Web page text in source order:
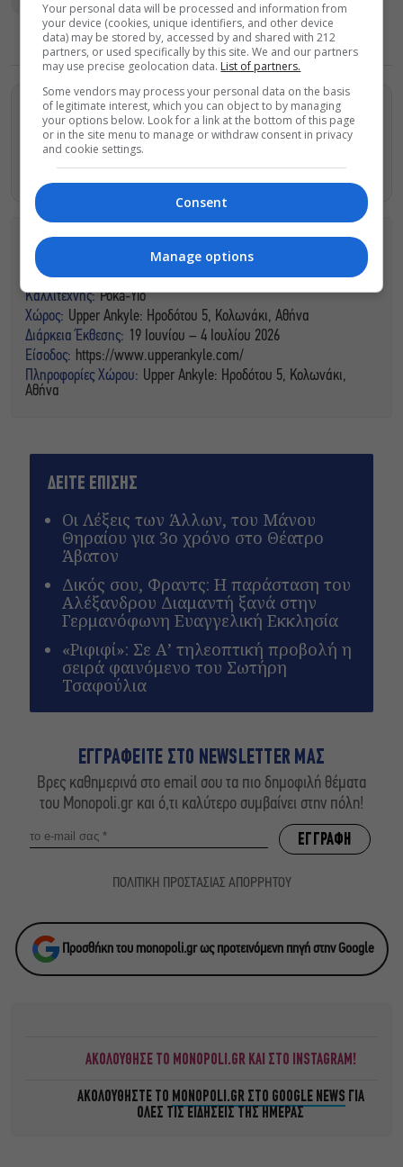
ζωγραφική
Βρείτε περισσότερα άρθρα μας στα αποτελέσματα
αναζητησης
Προσθήκη του monopoli.gr στην Google
Καλλιτέχνης: Poka-Yio
Χώρος: Upper Ankyle: Ηροδότου 5, Κολωνάκι, Αθήνα
Διάρκεια Έκθεσης: 19 Ιουνίου – 4 Ιουλίου 2026
Είσοδος: https://www.upperankyle.com/
Πληροφορίες Χώρου: Upper Ankyle: Ηροδότου 5, Κολωνάκι,
Αθήνα
ΔΕΙΤΕ ΕΠΙΣΗΣ
Οι Λέξεις των Άλλων, του Μάνου
Θηραίου για 3ο χρόνο στο Θέατρο
Άβατον
Δικός σου, Φραντς: Η παράσταση του
Αλέξανδρου Διαμαντή ξανά στην
Γερμανόφωνη Ευαγγελική Εκκλησία
«Ριφιφί»: Σε Α’ τηλεοπτική προβολή η
σειρά φαινόμενο του Σωτήρη
Τσαφούλια
ΕΓΓΡΑΦΕΙΤΕ ΣΤΟ NEWSLETTER ΜΑΣ
Βρες καθημερινά στο email σου τα πιο δημοφιλή θέματα
του Monopoli.gr και ό,τι καλύτερο συμβαίνει στην πόλη!
ΠΟΛΙΤΙΚΗ ΠΡΟΣΤΑΣΙΑΣ ΑΠΟΡΡΗΤΟΥ
Προσθήκη του monopoli.gr ως προτεινόμενη πηγή στην Google
ΑΚΟΛΟΥΘΗΣΕ ΤΟ MONOPOLI.GR ΚΑΙ ΣΤΟ INSTAGRAM!
ΑΚΟΛΟΥΘΗΣΤΕ ΤΟ MONOPOLI.GR ΣΤΟ GOOGLE NEWS ΓΙΑ
ΟΛΕΣ ΤΙΣ ΕΙΔΗΣΕΙΣ ΤΗΣ ΗΜΕΡΑΣ
Your personal data will be processed and information from
your device (cookies, unique identifiers, and other device
data) may be stored by, accessed by and shared with 212
partners, or used specifically by this site. We and our partners
may use precise geolocation data. List of partners.
Some vendors may process your personal data on the basis
of legitimate interest, which you can object to by managing
your options below. Look for a link at the bottom of this page
or in the site menu to manage or withdraw consent in privacy
and cookie settings.
Consent
Manage options